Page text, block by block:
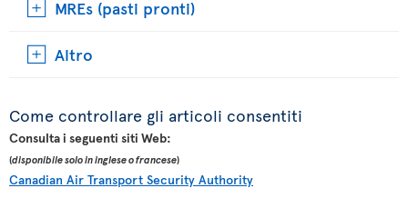
MREs (pasti pronti)
Altro
Come controllare gli articoli consentiti
Consulta i seguenti siti Web:
(disponibile solo in inglese o francese)
Canadian Air Transport Security Authority